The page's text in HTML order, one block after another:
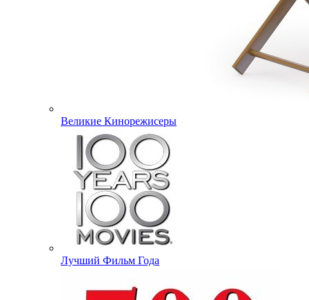
Великие Кинорежисеры
Лучший Фильм Года